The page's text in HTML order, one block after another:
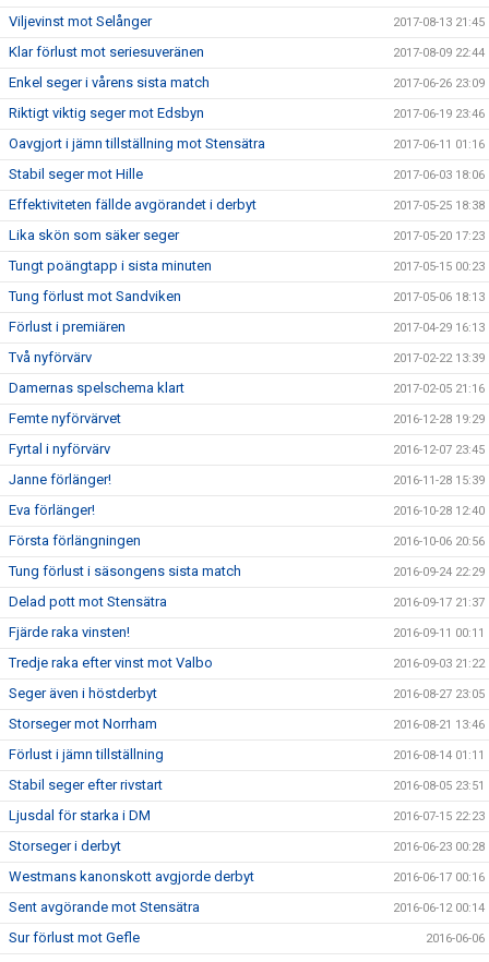
Viljevinst mot Selånger 2017-08-13 21:45
Klar förlust mot seriesuveränen 2017-08-09 22:44
Enkel seger i vårens sista match 2017-06-26 23:09
Riktigt viktig seger mot Edsbyn 2017-06-19 23:46
Oavgjort i jämn tillställning mot Stensätra 2017-06-11 01:16
Stabil seger mot Hille 2017-06-03 18:06
Effektiviteten fällde avgörandet i derbyt 2017-05-25 18:38
Lika skön som säker seger 2017-05-20 17:23
Tungt poängtapp i sista minuten 2017-05-15 00:23
Tung förlust mot Sandviken 2017-05-06 18:13
Förlust i premiären 2017-04-29 16:13
Två nyförvärv 2017-02-22 13:39
Damernas spelschema klart 2017-02-05 21:16
Femte nyförvärvet 2016-12-28 19:29
Fyrtal i nyförvärv 2016-12-07 23:45
Janne förlänger! 2016-11-28 15:39
Eva förlänger! 2016-10-28 12:40
Första förlängningen 2016-10-06 20:56
Tung förlust i säsongens sista match 2016-09-24 22:29
Delad pott mot Stensätra 2016-09-17 21:37
Fjärde raka vinsten! 2016-09-11 00:11
Tredje raka efter vinst mot Valbo 2016-09-03 21:22
Seger även i höstderbyt 2016-08-27 23:05
Storseger mot Norrham 2016-08-21 13:46
Förlust i jämn tillställning 2016-08-14 01:11
Stabil seger efter rivstart 2016-08-05 23:51
Ljusdal för starka i DM 2016-07-15 22:23
Storseger i derbyt 2016-06-23 00:28
Westmans kanonskott avgjorde derbyt 2016-06-17 00:16
Sent avgörande mot Stensätra 2016-06-12 00:14
Sur förlust mot Gefle 2016-06-06